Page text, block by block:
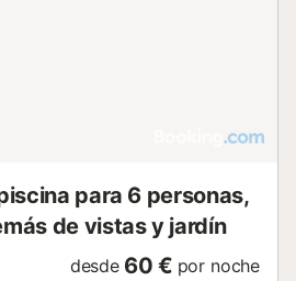
para 6 personas,
de vistas y jardín
desde 60 € por noche